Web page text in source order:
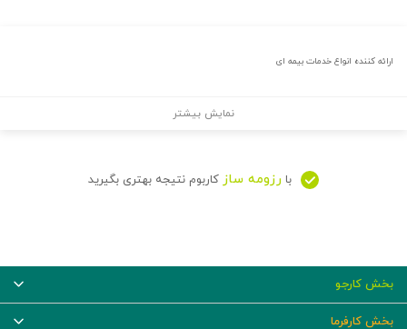
ارائه کننده انواع خدمات بیمه ای
نمایش بیشتر
با رزومه ساز کاربوم نتیجه بهتری بگیرید
بخش کارجو
بخش کارفرما